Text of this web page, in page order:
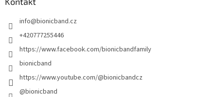
info@bionicband.cz
+420777255446
https://www.facebook.com/bionicbandfamily
bionicband
https://www.youtube.com/@bionicbandcz
@bionicband